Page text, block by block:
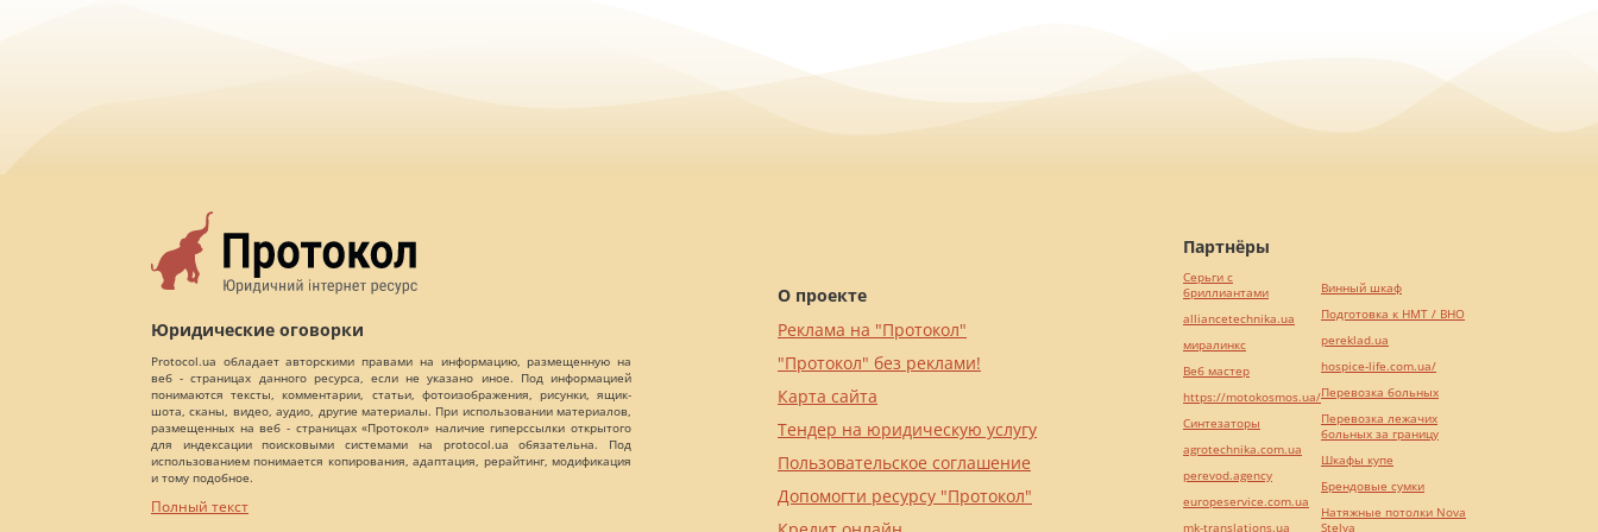
Юридические оговорки
Protocol.ua обладает авторскими правами на информацию, размещенную на
веб - страницах данного ресурса, если не указано иное. Под информацией
понимаются тексты, комментарии, статьи, фотоизображения, рисунки, ящик-
шота, сканы, видео, аудио, другие материалы. При использовании материалов,
размещенных на веб - страницах «Протокол» наличие гиперссылки открытого
для индексации поисковыми системами на protocol.ua обязательна. Под
использованием понимается копирования, адаптация, рерайтинг, модификация
и тому подобное.
Полный текст
О проекте
Реклама на "Протокол"
"Протокол" без реклами!
Карта сайта
Тендер на юридическую услугу
Пользовательское соглашение
Допомогти ресурсу "Протокол"
Партнёры
Серьги с
бриллиантами
alliancetechnika.ua
миралинкс
Веб мастер
https://motokosmos.ua/
Синтезаторы
agrotechnika.com.ua
perevod.agency
europeservice.com.ua
mk-translations.ua
Винный шкаф
Подготовка к НМТ / ВНО
pereklad.ua
hospice-life.com.ua/
Перевозка больных
Перевозка лежачих
больных за границу
Шкафы купе
Брендовые сумки
Натяжные потолки Nova
Stelya